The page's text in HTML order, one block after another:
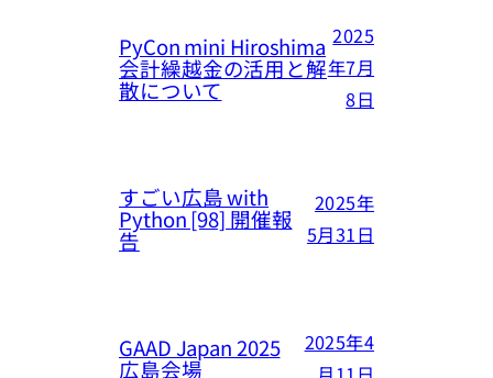
PyCon mini Hiroshima
会計繰越金の活用と解
散について
2025
年7月
8日
すごい広島 with
Python [98] 開催報
告
2025年
5月31日
GAAD Japan 2025
広島会場
2025年4